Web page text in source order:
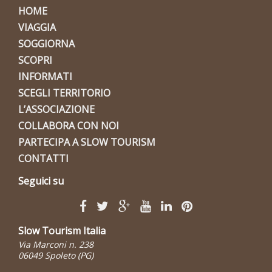
HOME
VIAGGIA
SOGGIORNA
SCOPRI
INFORMATI
SCEGLI TERRITORIO
L’ASSOCIAZIONE
COLLABORA CON NOI
PARTECIPA A SLOW TOURISM
CONTATTI
Seguici su
Slow Tourism Italia
Via Marconi n. 238
06049 Spoleto (PG)